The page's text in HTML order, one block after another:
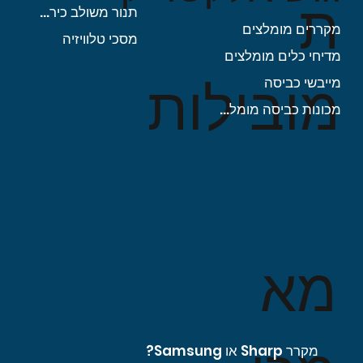
מא
מקרר Sharp או Samsung?
ת
מובילות
תנור משולב כיריים
מסכי טלוויזיה
מקררים מומלצים
מדיחי כלים מומלצים
מייבשי כביסה
מכונות כביסה מומלצות